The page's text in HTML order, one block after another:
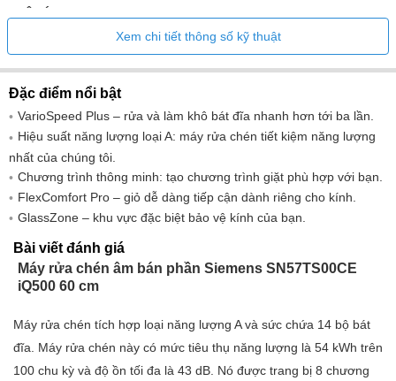
Hẹn giờ rửa
24 giờ
Âm báo tiến trình
Đèn báo hoạt động
•
HIỆU SUẤT NĂNG LƯỢNG
Cấp hiệu quả năng lượng (A–G)
Lượng nước tiêu thụ trong chương trình tự động
Lượng nước tiêu thụ trong chương trình ECO
trên mỗi chu kỳ chương trình (L)
Tiêu thụ năng lượng trong chương trình ECO (kWh)
Tiêu thụ năng lượng trong chương trình ECO
sau 100 lần rửa (kWh)
Giá trị tiêu thụ tính bằng kWh trong chương trình ECO
Xem chi tiết thông số kỹ thuật
Đặc điểm nổi bật
VarioSpeed ​​​​Plus – rửa và làm khô bát đĩa nhanh hơn tới ba lần.
Hiệu suất năng lượng loại A: máy rửa chén tiết kiệm năng lượng
nhất của chúng tôi.
Chương trình thông minh: tạo chương trình giặt phù hợp với bạn.
FlexComfort Pro – giỏ dễ dàng tiếp cận dành riêng cho kính.
GlassZone – khu vực đặc biệt bảo vệ kính của bạn.
Bài viết đánh giá
Máy rửa chén âm bán phần Siemens SN57TS00CE
iQ500 60 cm
Máy rửa chén tích hợp loại năng lượng A và sức chứa 14 bộ bát
đĩa. Máy rửa chén này có mức tiêu thụ năng lượng là 54 kWh trên
100 chu kỳ và độ ồn tối đa là 43 dB. Nó được trang bị 8 chương